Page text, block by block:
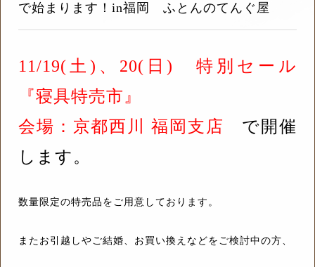
で始まります！in福岡 ふとんのてんぐ屋
11/19(土)、20(日) 特別セール
『寝具特売市』
会場：京都西川 福岡支店 で開催
します。
数量限定の特売品をご用意しております。
またお引越しやご結婚、お買い換えなどをご検討中の方、